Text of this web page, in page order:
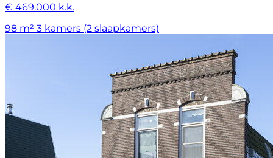
€ 469.000 k.k.
98 m² 3 kamers (2 slaapkamers)